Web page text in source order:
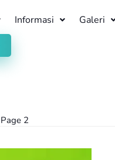
Informasi Galeri
Page 2